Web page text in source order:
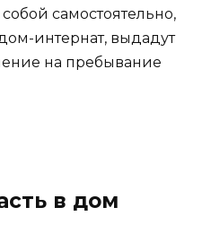
самостоятельно,
интернат, выдадут
на пребывание
в дом